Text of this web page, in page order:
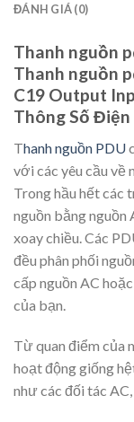
ĐÁNH GIÁ (0)
Thanh nguồn
Thanh nguồn
C19 Output
Thông Số Điện
Thanh nguồn PDU
với các yêu cầu về
Trong hầu hết các
nguồn bằng nguồn
xoay chiều. Các
đều phân phối
cấp nguồn AC
của bạn.
Từ quan điểm của
hoạt động giống
như các đối tác